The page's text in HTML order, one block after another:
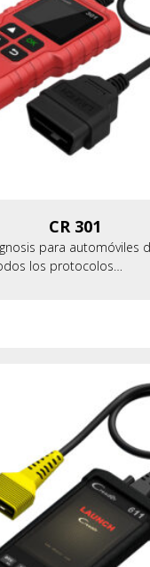
CR 301
para automóviles
los protocolos…